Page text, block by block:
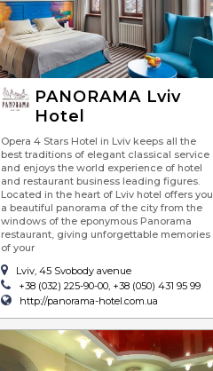
PANORAMA Lviv
Hotel
Opera 4 Stars Hotel in Lviv keeps all the
best traditions of elegant classical service
and enjoys the world experience of hotel
and restaurant business leading figures.
Located in the heart of Lviv hotel offers you
a beautiful panorama of the city from the
windows of the eponymous Panorama
restaurant, giving unforgettable memories
of your
Lviv, 45 Svobody avenue
+38 (032) 225-90-00, +38 (050) 431 95 99
http://panorama-hotel.com.ua